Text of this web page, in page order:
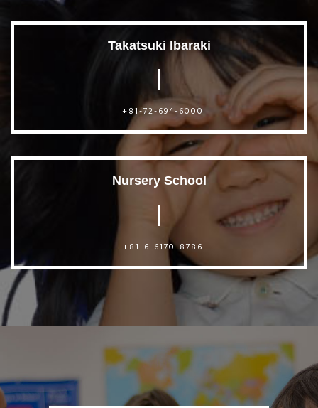
Takatsuki Ibaraki
+81-72-694-6000
Nursery School
+81-6-6170-8786